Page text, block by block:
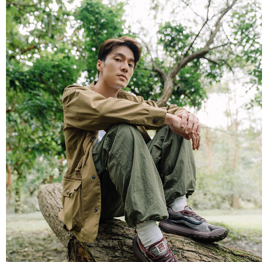
1.分期款項不併入電信帳單，「大哥付你分期」於每月結算日後寄送繳費提
醒簡訊。
2.透過簡訊連結打開帳單後，可選擇「超商條碼／台灣大直營門市／銀行轉
帳／街口支付／iPASS MONEY」等通路繳費。
【注意事項】
1.本服務係由「台灣大哥大股份有限公司」（以下簡稱本公司）所提供，讓
用戶於交易時，得透過本服務購買商品或服務，並由商店將買賣／分期付款
買賣價金債權讓與本公司後，依約使用本公司帳單繳交帳款。
2.基於同意付款使用「大哥付你分期」之契約關係目的，商店將以您的個人
資料（包含姓名、電話或地址）提供予台灣大哥大進項蒐集、處理及利用，
由本公司與您本人進行分期帳單所需資料之確認、核對及更正。
3.完整用戶服務條款，請詳閱以下連結：https://oppay.tw/userRule
【「AFTEE先享後付」結帳流程】
１．於結帳方式選擇「AFTEE先享後付」後，將跳轉至「AFTEE先享後付」
結帳頁面，進行簡訊認證並確認金額後，即可完成結帳。
２．訂單成立數日內，您將收到繳費通知簡訊。
３．收到繳費通知簡訊後14天內，點擊此簡訊中的連結，可透過四大超商／
ATM／網路銀行／等多元方式進行付款，方視為交易完成。
※ 請注意：結帳手續完成當下不需立刻繳費，但若您需要取消訂單，請聯絡
購買商品的店家。未經商家同意取消之訂單仍視為有效，需透過AFTEE先享
後付繳納相關費用。
※ 交易是否成功請以「AFTEE先享後付 」之結帳頁面顯示為準，若有關於
是否繳費成功／繳費後需取消欲退款等相關疑問，請聯繫「AFTEE先享後付
客戶支援中心」https://netprotections.freshdesk.com/support/home
【注意事項】
１．透過由恩沛科技股份有限公司提供之「AFTEE先享後付」服務完成之交
易，需依本服務之必要範圍內提供個人資料，並將交易相關給付款項請求債
權轉讓予恩沛科技股份有限公司。
２．關於個人資料處理事宜，請瀏覽以下網址：
https://aftee.tw/terms/#terms3
３．未成年的使用者請事先徵得法定代理人或監護人之同意方可使用
「AFTEE先享後付」，若未經同意申辦者引起之損失，本公司不負相關責
任。
４．使用「AFTEE先享後付」時，將依據個別帳號之用戶狀況，依本公司即
時審查核予不同之上限額度；若仍有額度不足之情形，本公司將視審查結果
免運費
付款後全家取貨
免運費
萊爾富取貨付款
免運費
付款後萊爾富取貨
免運費
7-11取貨付款
免運費
付款後7-11取貨
免運費
宅配
免運費